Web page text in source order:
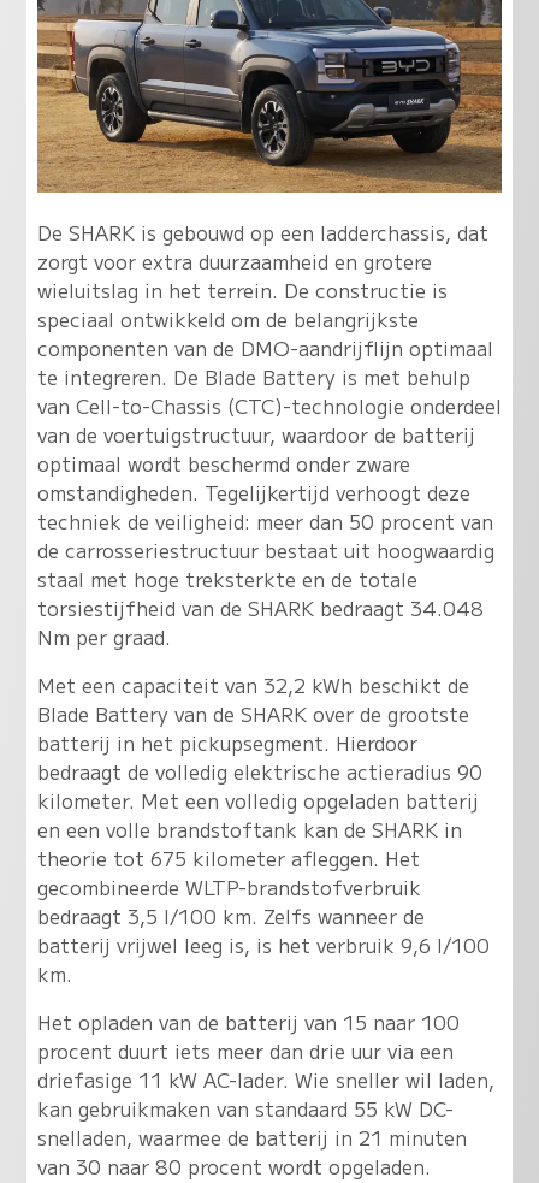
De SHARK is gebouwd op een ladderchassis, dat
zorgt voor extra duurzaamheid en grotere
wieluitslag in het terrein. De constructie is
speciaal ontwikkeld om de belangrijkste
componenten van de DMO-aandrijflijn optimaal
te integreren. De Blade Battery is met behulp
van Cell-to-Chassis (CTC)-technologie onderdeel
van de voertuigstructuur, waardoor de batterij
optimaal wordt beschermd onder zware
omstandigheden. Tegelijkertijd verhoogt deze
techniek de veiligheid: meer dan 50 procent van
de carrosseriestructuur bestaat uit hoogwaardig
staal met hoge treksterkte en de totale
torsiestijfheid van de SHARK bedraagt 34.048
Nm per graad.
Met een capaciteit van 32,2 kWh beschikt de
Blade Battery van de SHARK over de grootste
batterij in het pickupsegment. Hierdoor
bedraagt de volledig elektrische actieradius 90
kilometer. Met een volledig opgeladen batterij
en een volle brandstoftank kan de SHARK in
theorie tot 675 kilometer afleggen. Het
gecombineerde WLTP-brandstofverbruik
bedraagt 3,5 l/100 km. Zelfs wanneer de
batterij vrijwel leeg is, is het verbruik 9,6 l/100
km.
Het opladen van de batterij van 15 naar 100
procent duurt iets meer dan drie uur via een
driefasige 11 kW AC-lader. Wie sneller wil laden,
kan gebruikmaken van standaard 55 kW DC-
snelladen, waarmee de batterij in 21 minuten
van 30 naar 80 procent wordt opgeladen.